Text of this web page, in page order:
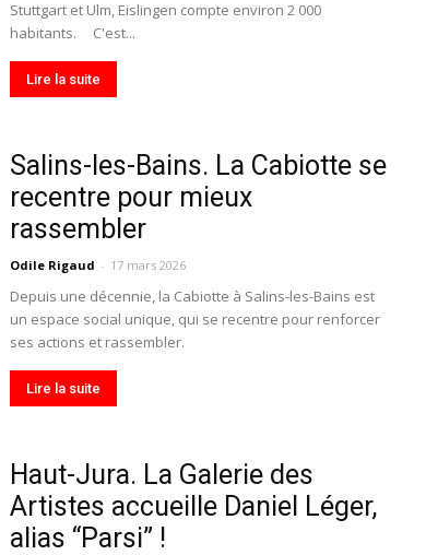
Stuttgart et Ulm, Eislingen compte environ 2 000
habitants. C'est...
Lire la suite
Salins-les-Bains. La Cabiotte se
recentre pour mieux
rassembler
Odile Rigaud - 17 mars 2026
Depuis une décennie, la Cabiotte à Salins-les-Bains est
un espace social unique, qui se recentre pour renforcer
ses actions et rassembler.
Lire la suite
Haut-Jura. La Galerie des
Artistes accueille Daniel Léger,
alias “Parsi” !